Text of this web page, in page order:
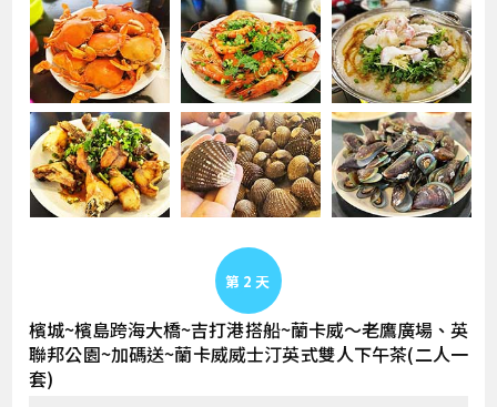
Day 2
檳城~檳島跨海大橋~吉打港搭船~蘭卡威～老鷹廣場、英
聯邦公園~加碼送~蘭卡威威士汀英式雙人下午茶(二人一
套)